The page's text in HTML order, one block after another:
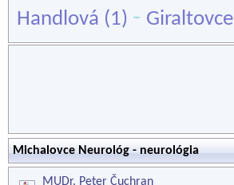
Handlová (1) - Giraltovce
Michalovce Neurológ - neurológia
MUDr. Peter Čuchran